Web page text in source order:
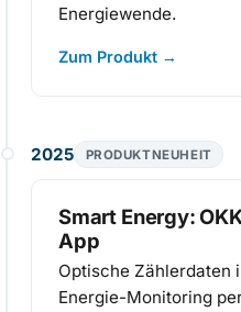
Energiewende.
Zum Produkt →
2025 PRODUKTNEUHEIT
Smart Energy:
App
Optische Zählerdaten
Energie-Monitoring